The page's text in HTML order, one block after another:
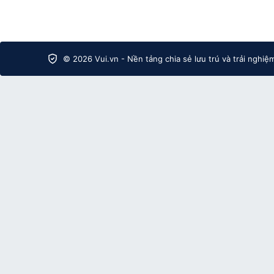
© 2026 Vui.vn - Nền tảng chia sẻ lưu trú và trải